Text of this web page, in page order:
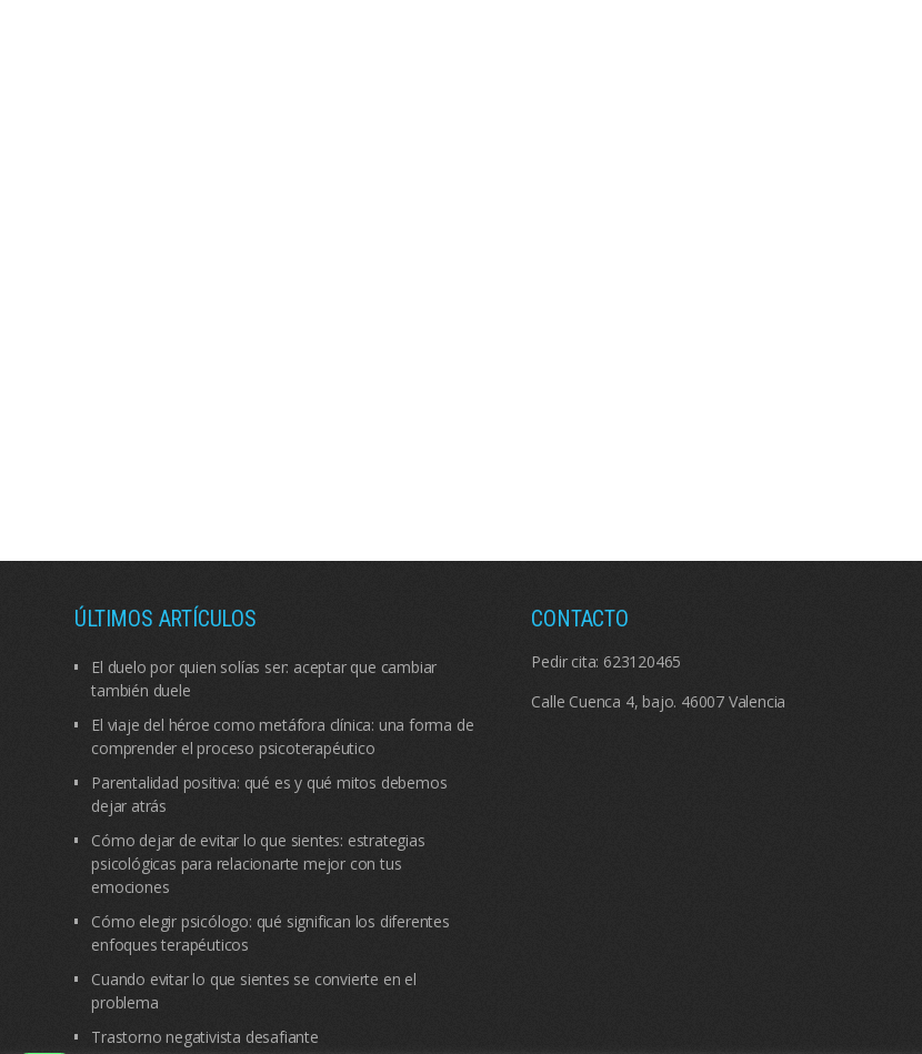
ÚLTIMOS ARTÍCULOS
El duelo por quien solías ser: aceptar que cambiar
también duele
El viaje del héroe como metáfora clínica: una forma de
comprender el proceso psicoterapéutico
Parentalidad positiva: qué es y qué mitos debemos
dejar atrás
Cómo dejar de evitar lo que sientes: estrategias
psicológicas para relacionarte mejor con tus
emociones
Cómo elegir psicólogo: qué significan los diferentes
enfoques terapéuticos
Cuando evitar lo que sientes se convierte en el
problema
Trastorno negativista desafiante
CONTACTO
Pedir cita: 623120465
Calle Cuenca 4, bajo. 46007 Valencia